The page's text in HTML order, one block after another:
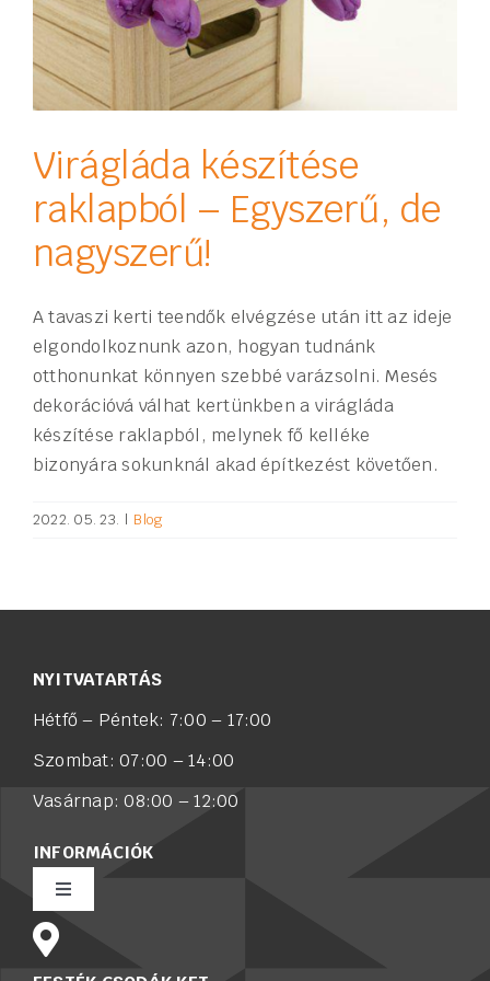
Virágláda készítése
raklapból – Egyszerű, de
nagyszerű!
A tavaszi kerti teendők elvégzése után itt az ideje
elgondolkoznunk azon, hogyan tudnánk
otthonunkat könnyen szebbé varázsolni. Mesés
dekorációvá válhat kertünkben a virágláda
készítése raklapból, melynek fő kelléke
bizonyára sokunknál akad építkezést követően.
2022. 05. 23. | Blog
NYITVATARTÁS
Hétfő – Péntek: 7:00 – 17:00
Szombat: 07:00 – 14:00
Vasárnap: 08:00 – 12:00
INFORMÁCIÓK
Toggle
Navigation
Rólunk